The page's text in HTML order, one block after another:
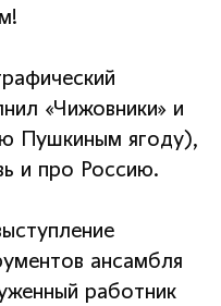
«Чижовники» и
Пушкиным ягоду),
и про Россию.
ансамбля
работник